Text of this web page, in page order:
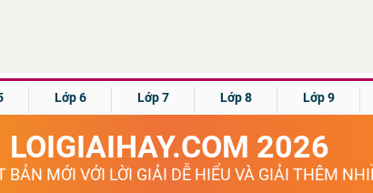
Lớp 6 Lớp 7 Lớp 8 Lớp 9
LOIGIAIHAY.COM 2026
BẢN MỚI VỚI LỜI GIẢI DỄ HIỂU VÀ GIẢI THÊM